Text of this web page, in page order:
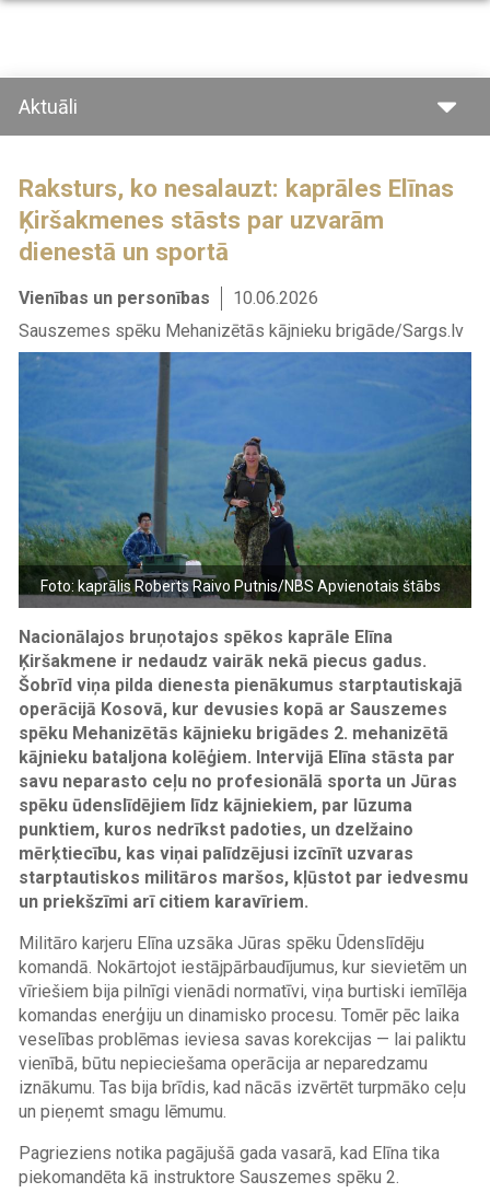
Pārlekt
saturu
Aktuāli
Raksturs, ko nesalauzt: kaprāles Elīnas
Ķiršakmenes stāsts par uzvarām
dienestā un sportā
Vienības un personības
10.06.2026
Sauszemes spēku Mehanizētās kājnieku brigāde/Sargs.lv
Foto: kaprālis Roberts Raivo Putnis/NBS Apvienotais štābs
Nacionālajos bruņotajos spēkos kaprāle Elīna
Ķiršakmene ir nedaudz vairāk nekā piecus gadus.
Šobrīd viņa pilda dienesta pienākumus starptautiskajā
operācijā Kosovā, kur devusies kopā ar Sauszemes
spēku Mehanizētās kājnieku brigādes 2. mehanizētā
kājnieku bataljona kolēģiem. Intervijā Elīna stāsta par
savu neparasto ceļu no profesionālā sporta un Jūras
spēku ūdenslīdējiem līdz kājniekiem, par lūzuma
punktiem, kuros nedrīkst padoties, un dzelžaino
mērķtiecību, kas viņai palīdzējusi izcīnīt uzvaras
starptautiskos militāros maršos, kļūstot par iedvesmu
un priekšzīmi arī citiem karavīriem.
Militāro karjeru Elīna uzsāka Jūras spēku Ūdenslīdēju
komandā. Nokārtojot iestājpārbaudījumus, kur sievietēm un
vīriešiem bija pilnīgi vienādi normatīvi, viņa burtiski iemīlēja
komandas enerģiju un dinamisko procesu. Tomēr pēc laika
veselības problēmas ieviesa savas korekcijas — lai paliktu
vienībā, būtu nepieciešama operācija ar neparedzamu
iznākumu. Tas bija brīdis, kad nācās izvērtēt turpmāko ceļu
un pieņemt smagu lēmumu.
Pagrieziens notika pagājušā gada vasarā, kad Elīna tika
piekomandēta kā instruktore Sauszemes spēku 2.